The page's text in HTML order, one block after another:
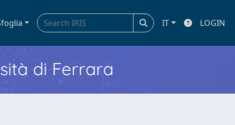
IT LOGIN
di Ferrara